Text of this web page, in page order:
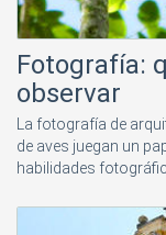
Fotografía:
observar
La fotografía de
de aves juegan un
habilidades